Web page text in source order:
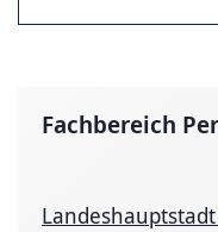
Fachbereich